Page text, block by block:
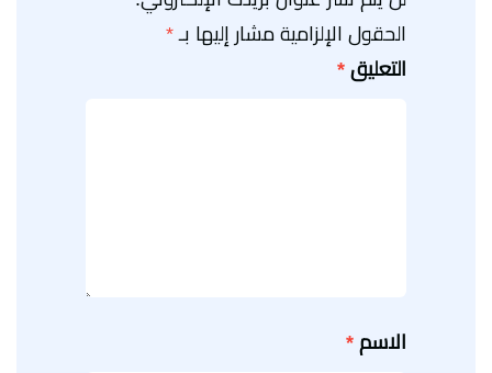
الحقول الإلزامية مشار إليها بـ *
التعليق *
الاسم *